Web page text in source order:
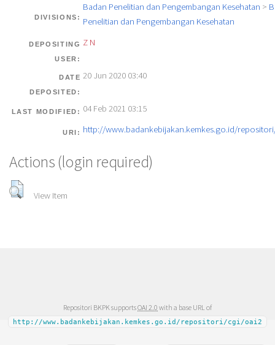
DIVISIONS:
Badan Penelitian dan Pengembangan Kesehatan >
Penelitian dan Pengembangan Kesehatan
DEPOSITING
USER:
Z N
DATE
DEPOSITED:
20 Jun 2020 03:40
LAST MODIFIED: 04 Feb 2021 03:15
URI: http://www.badankebijakan.kemkes.go.id/
Actions (login required)
View Item
Repositori BKPK supportsOAI 2.0 with a base URL of
http://www.badankebijakan.kemkes.go.id/repositori/cgi/oai2